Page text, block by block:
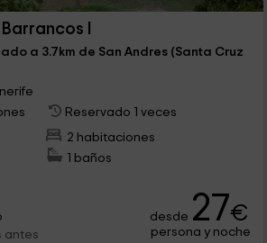
I
a 3.7km de San Andres (Santa Cruz
Reservado 1 veces
2 habitaciones
1 baños
antes
desde 27€
persona y noche